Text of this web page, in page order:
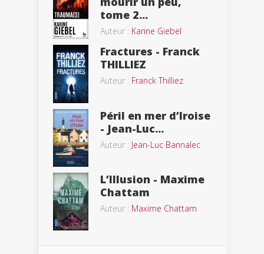
tome 2...
Auteur : Karine Giebel
Fractures - Franck
THILLIEZ
Auteur : Franck Thilliez
Péril en mer d’Iroise
- Jean-Luc...
Auteur : Jean-Luc Bannalec
L’Illusion - Maxime
Chattam
Auteur : Maxime Chattam